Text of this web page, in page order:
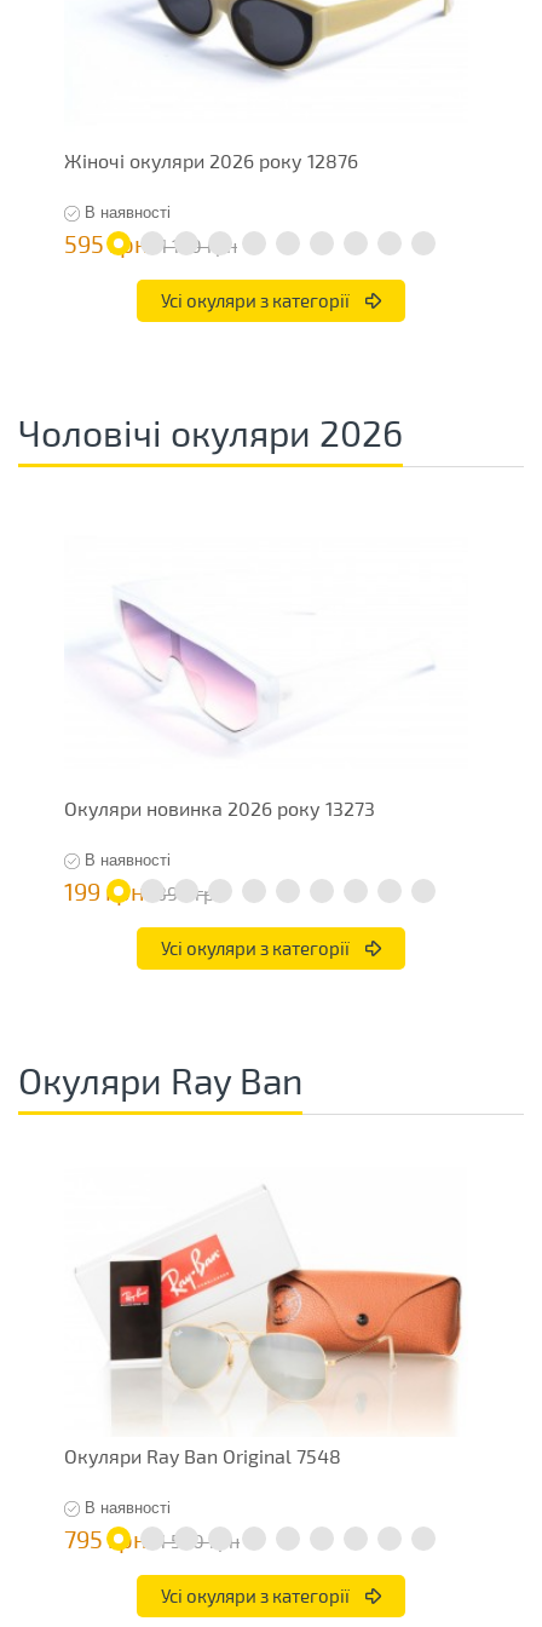
Жіночі окуляри 2026 року 12876
В наявності
595 грн 1 190 грн
Усі окуляри з категорії
Чоловічі окуляри 2026
Окуляри новинка 2026 року 13273
В наявності
199 грн 398 грн
Усі окуляри з категорії
Окуляри Ray Ban
Окуляри Ray Ban Original 7548
В наявності
795 грн 1 590 грн
Усі окуляри з категорії